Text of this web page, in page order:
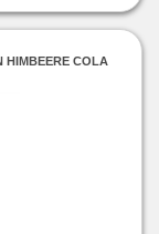
HIMBEERE COLA